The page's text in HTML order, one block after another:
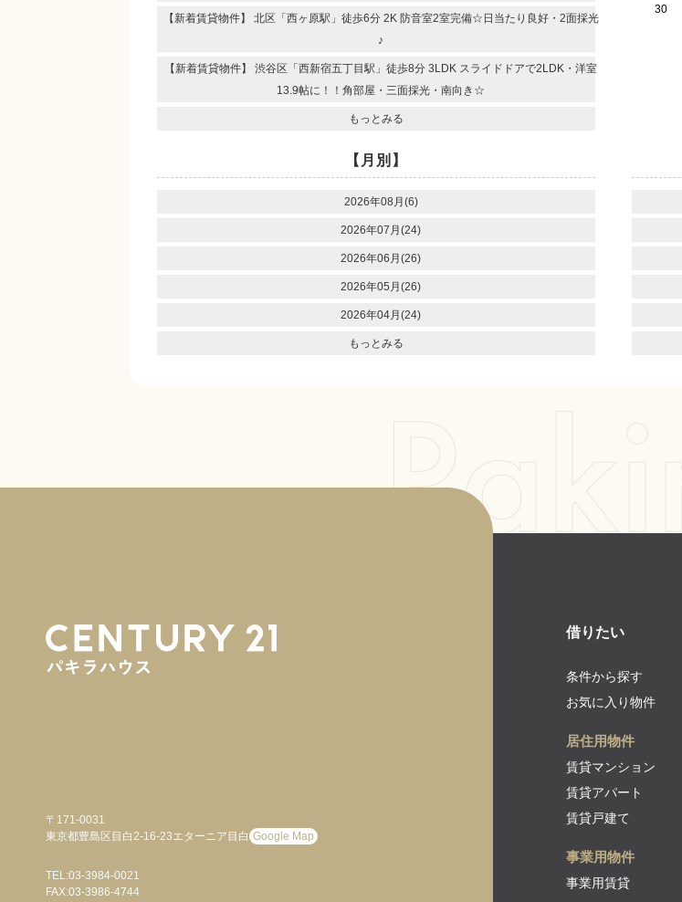
【新着賃貸物件】 北区「西ヶ原駅」徒歩6分 2K 防音室2室完備☆日当たり良好・2面採光
♪
【新着賃貸物件】 渋谷区「西新宿五丁目駅」徒歩8分 3LDK スライドドアで2LDK・洋室
13.9帖に！！角部屋・三面採光・南向き☆
もっとみる
30
【月別】
2026年08月(6)
2026年07月(24)
2026年06月(26)
2026年05月(26)
2026年04月(24)
もっとみる
〒171-0031
東京都豊島区目白2-16-23エターニア目白 Google Map
TEL:03-3984-0021
FAX:03-3986-4744
借りたい
条件から探す
お気に入り物件
居住用物件
賃貸マンション
賃貸アパート
賃貸戸建て
事業用物件
事業用賃貸